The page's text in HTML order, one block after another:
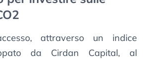
attraverso un indice
da Cirdan Capital, al